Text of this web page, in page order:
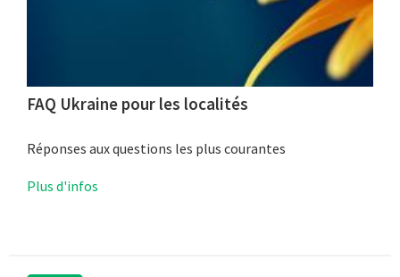
FAQ Ukraine pour les localités
Réponses aux questions les plus courantes
Plus d'infos